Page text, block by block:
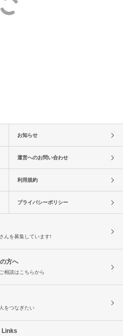
お知らせ
運営へのお問い合わせ
利用規約
プライバシーポリシー
んを募集しています!
方へ
相談はこちらから
をつなぎたい
Links